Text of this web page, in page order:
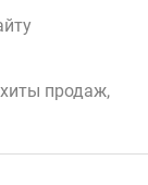
продаж,